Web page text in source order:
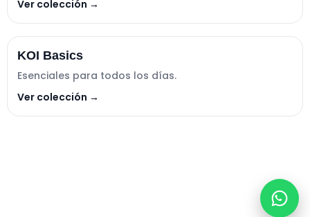
Ver colección →
KOI Basics
Esenciales para todos los días.
Ver colección →